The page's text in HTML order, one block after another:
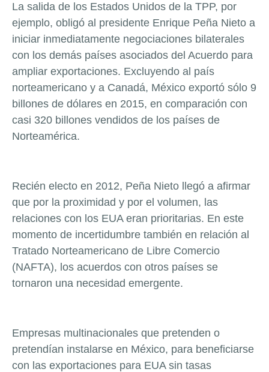
La salida de los Estados Unidos de la TPP, por
ejemplo, obligó al presidente Enrique Peña Nieto a
iniciar inmediatamente negociaciones bilaterales
con los demás países asociados del Acuerdo para
ampliar exportaciones. Excluyendo al país
norteamericano y a Canadá, México exportó sólo 9
billones de dólares en 2015, en comparación con
casi 320 billones vendidos de los países de
Norteamérica.
Recién electo en 2012, Peña Nieto llegó a afirmar
que por la proximidad y por el volumen, las
relaciones con los EUA eran prioritarias. En este
momento de incertidumbre también en relación al
Tratado Norteamericano de Libre Comercio
(NAFTA), los acuerdos con otros países se
tornaron una necesidad emergente.
Empresas multinacionales que pretenden o
pretendían instalarse en México, para beneficiarse
con las exportaciones para EUA sin tasas